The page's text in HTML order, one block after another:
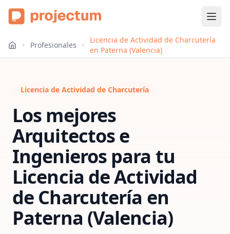
Profesionales
Licencia de Actividad de Charcutería
en Paterna (Valencia)
Licencia de Actividad de Charcutería
Los mejores
Arquitectos e
Ingenieros para tu
Licencia de Actividad
de Charcutería en
Paterna (Valencia)